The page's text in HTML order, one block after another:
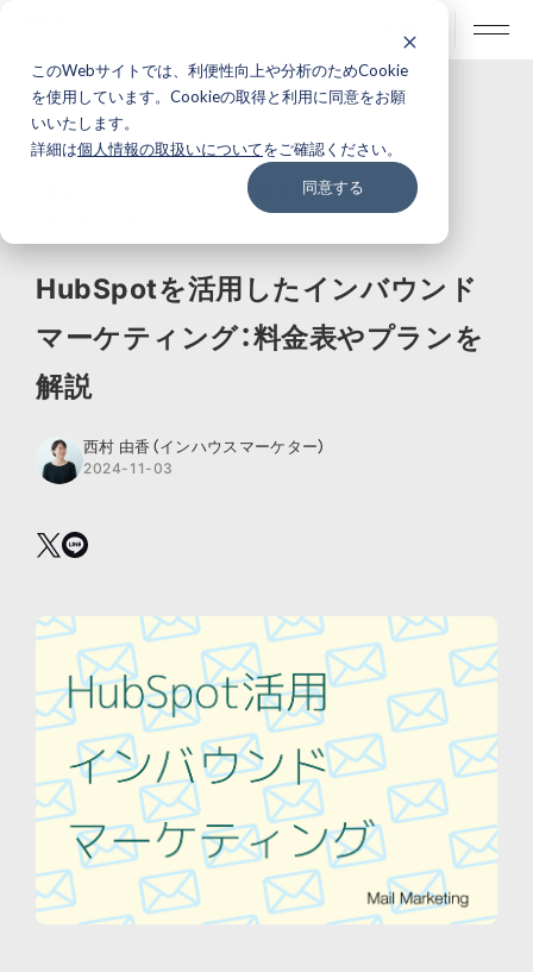
このWebサイトでは、利便性向上や分析のためCookie
を使用しています。Cookieの取得と利用に同意をお願
いいたします。
詳細は個人情報の取扱いについてをご確認ください。
同意する
ナレッジ・ノウハウ
# プランニング
HubSpotを活用したインバウンド
マーケティング：料金表やプランを
解説
西村 由香（インハウスマーケター）
2024-11-03